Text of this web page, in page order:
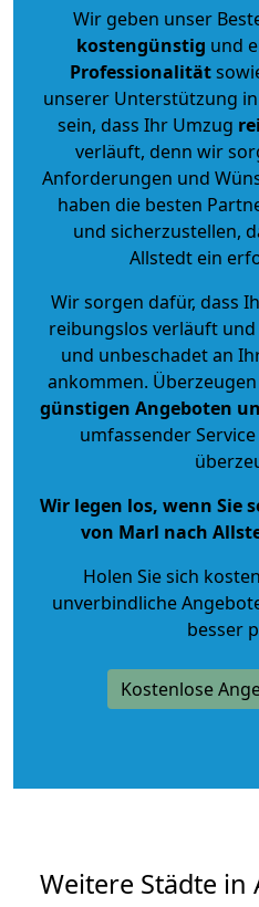
Wir geben unser
kostengünstig und
Professionalität
unserer Unterstützung
sein, dass Ihr Umzug
verläuft, denn wir
Anforderungen und
haben die besten
und sicherzustellen,
Allstedt ein
Wir sorgen dafür, dass
reibungslos verläuft
und unbeschadet an
ankommen.
günstigen Angeboten
umfassender
Wir legen los, wenn Sie
von Marl nach
Holen Sie sich
unverbindliche
besser
Kostenlose
Weitere Städte in